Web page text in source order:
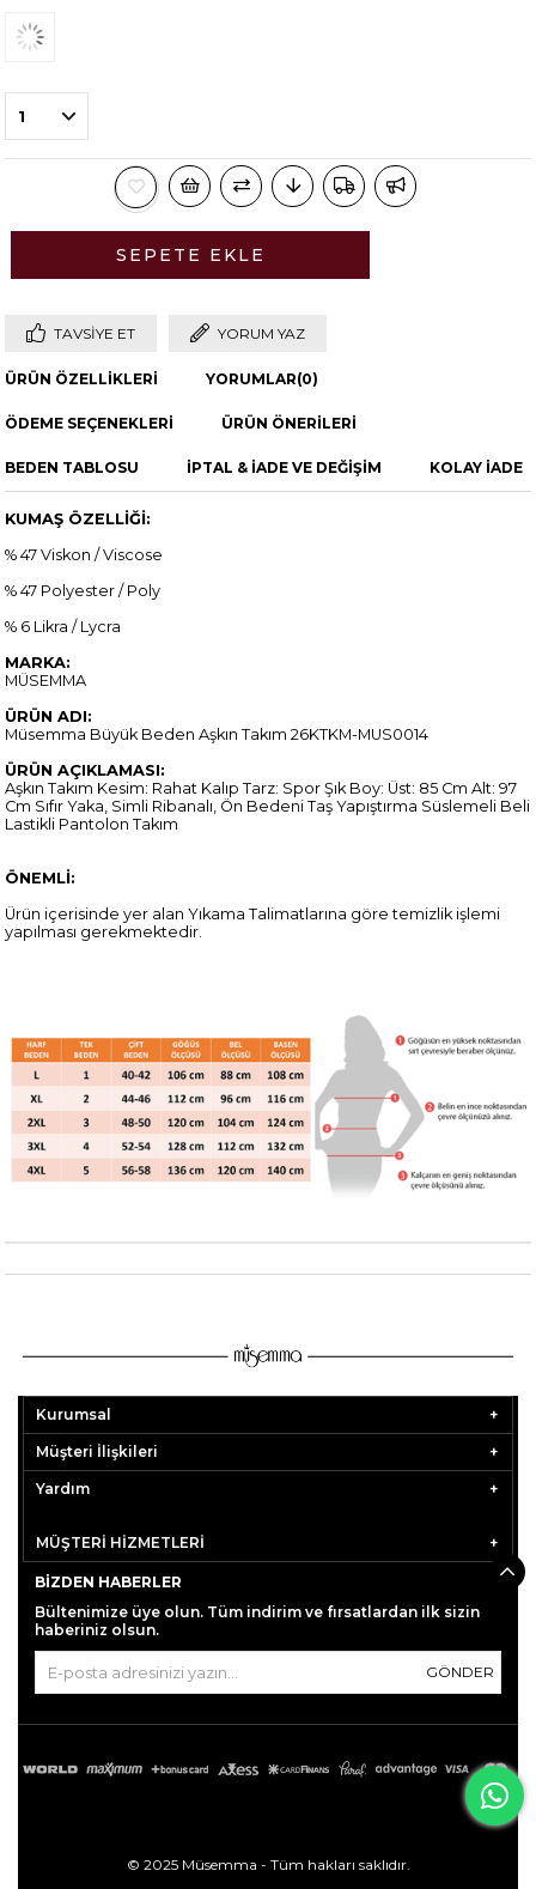
TAVSIYE ET YORUM YAZ
ÜRÜN ÖZELLIKLERI YORUMLAR(0)
ÖDEME SEÇENEKLERI ÜRÜN ÖNERILERI
BEDEN TABLOSU İPTAL & İADE VE DEĞİŞİM KOLAY İADE
KUMAŞ ÖZELLİĞİ:
% 47 Viskon / Viscose
% 47 Polyester / Poly
% 6 Likra / Lycra
MARKA:
MÜSEMMA
ÜRÜN ADI:
Müsemma Büyük Beden Aşkın Takım 26KTKM-MUS0014
ÜRÜN AÇIKLAMASI:
Aşkın Takım Kesim: Rahat Kalıp Tarz: Spor Şık Boy: Üst: 85 Cm Alt: 97
Cm Sıfır Yaka, Simli Ribanalı, Ön Bedeni Taş Yapıştırma Süslemeli Beli
Lastikli Pantolon Takım
ÖNEMLİ:
Ürün içerisinde yer alan Yıkama Talimatlarına göre temizlik işlemi
yapılması gerekmektedir.
Kurumsal
Müşteri İlişkileri
Yardım
MÜŞTERİ HİZMETLERİ
BIZDEN HABERLER
Bültenimize üye olun. Tüm indirim ve fırsatlardan ilk sizin
haberiniz olsun.
GÖNDER
© 2025 Müsemma - Tüm hakları saklıdır.